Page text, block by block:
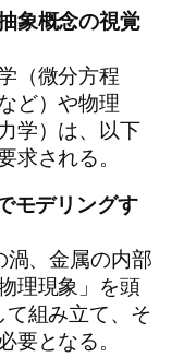
象概念の視覚
（微分方程
ど）や物理
学）は、以下
される。
モデリングす
渦、金属の内部
理現象」を頭
組み立て、そ
となる。